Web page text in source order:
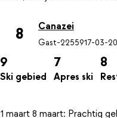
8 Canazei
Gast-2255917-03-
9
Ski gebied
7
Apres ski
8
1 maart 8 maart: Prachtig